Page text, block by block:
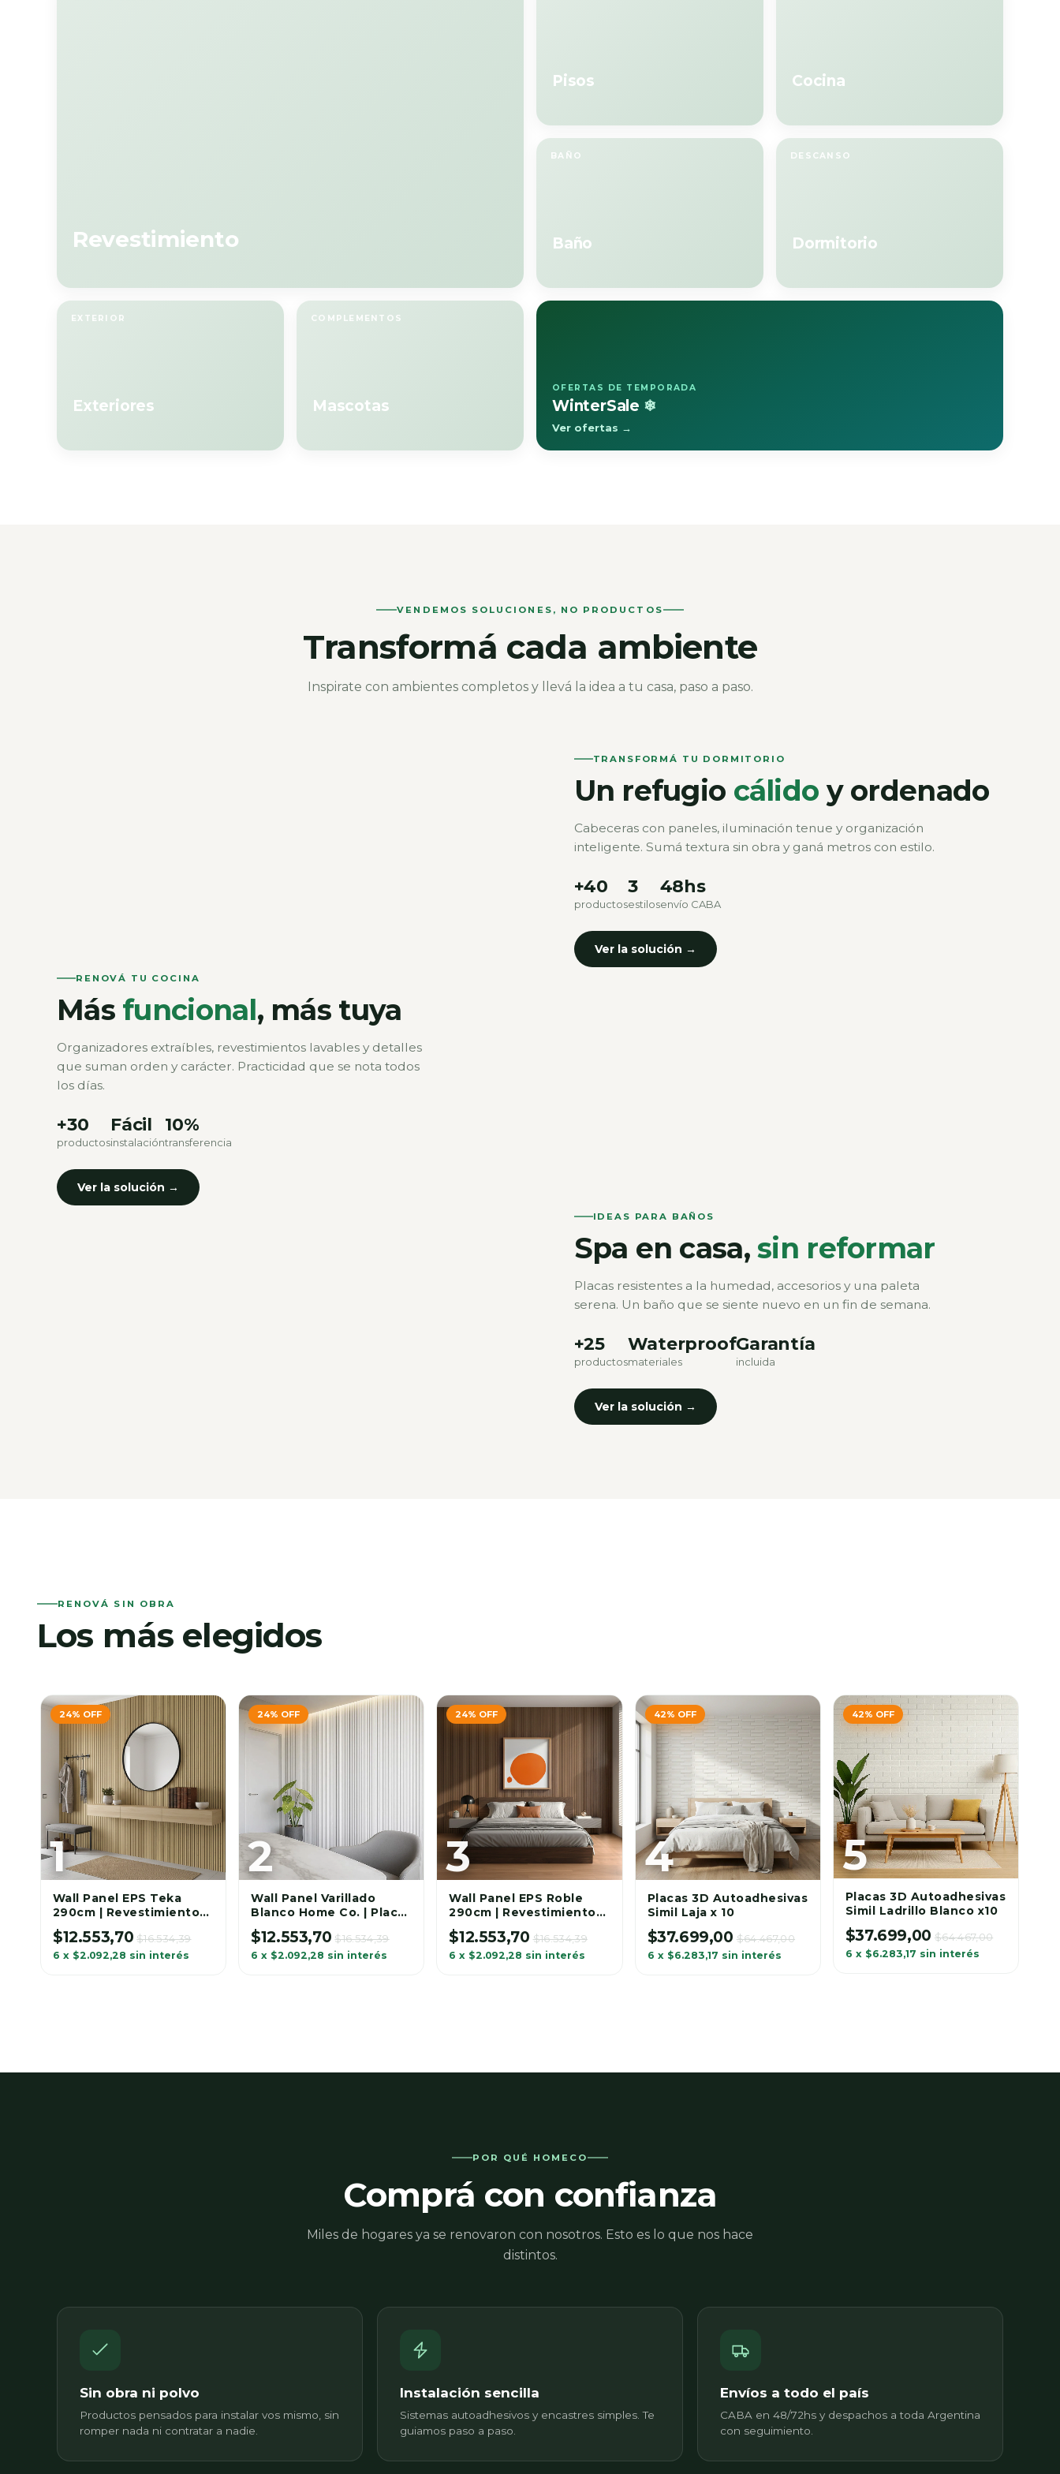
Revestimiento
Pisos Cocina
BAÑO
Baño
DESCANSO
Dormitorio
EXTERIOR
Exteriores
COMPLEMENTOS
Mascotas
OFERTAS DE TEMPORADA
WinterSale ❄
Ver ofertas →
VENDEMOS SOLUCIONES, NO PRODUCTOS
Transformá cada ambiente
Inspirate con ambientes completos y llevá la idea a tu casa, paso a paso.
TRANSFORMÁ TU DORMITORIO
Un refugio cálido y ordenado
Cabeceras con paneles, iluminación tenue y organización
inteligente. Sumá textura sin obra y ganá metros con estilo.
+40
productos
3
estilos
48hs
envío CABA
Ver la solución →
RENOVÁ TU COCINA
Más funcional, más tuya
Organizadores extraíbles, revestimientos lavables y detalles
que suman orden y carácter. Practicidad que se nota todos
los días.
+30
productos
Fácil
instalación
10%
transferencia
Ver la solución →
IDEAS PARA BAÑOS
Spa en casa,sin reformar
Placas resistentes a la humedad, accesorios y una paleta
serena. Un baño que se siente nuevo en un fin de semana.
+25
productos
Waterproof
materiales
Garantía
incluida
Ver la solución →
RENOVÁ SIN OBRA
Los más elegidos
24% OFF
Wall Panel EPS Teka
290cm | Revestimiento
Varillado Sólido.
$12.553,70 $16.534,39
6 x $2.092,28 sin interés
24% OFF
Wall Panel Varillado
Blanco Home Co. | Placa
Decorativa 290cm
$12.553,70 $16.534,39
6 x $2.092,28 sin interés
24% OFF
Wall Panel EPS Roble
290cm | Revestimiento
Varillado Sólido.
$12.553,70 $16.534,39
6 x $2.092,28 sin interés
42% OFF
Placas 3D Autoadhesivas
Simil Laja x 10
$37.699,00 $64.467,00
6 x $6.283,17 sin interés
AGREGAR AL CARRITO
42% OFF
Placas 3D Autoadhesivas
Simil Ladrillo Blanco x10
$37.699,00 $64.467,00
6 x $6.283,17 sin interés
AGREGAR AL CARRITO
POR QUÉ HOMECO
Comprá con confianza
Miles de hogares ya se renovaron con nosotros. Esto es lo que nos hace
distintos.
Sin obra ni polvo
Productos pensados para instalar vos mismo, sin
romper nada ni contratar a nadie.
Instalación sencilla
Sistemas autoadhesivos y encastres simples. Te
guiamos paso a paso.
Envíos a todo el país
CABA en 48/72hs y despachos a toda Argentina
con seguimiento.